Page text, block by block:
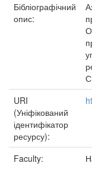
Бібліографічний
опис:
URI
(Уніфікований
ідентифікатор
ресурсу):
Faculty: